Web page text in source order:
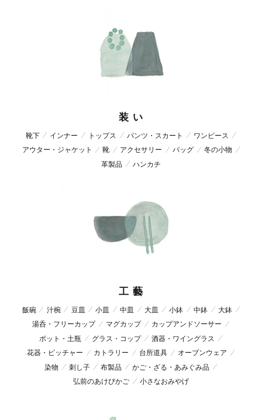
装 い
靴下 インナー トップス パンツ・スカート
ワンピース
アウター・ジャケット
靴 アクセサリー バッグ
冬の小物
革製品
ハンカチ
工 藝
飯碗 汁椀 豆皿 小皿 中皿 大皿 小鉢 中鉢
大鉢
湯呑・フリーカップ
マグカップ
カップアンドソーサー
ポット・土瓶
グラス・コップ
酒器・ワイングラス
花器・ピッチャー
カトラリー 台所道具
オーブンウェア
染物
刺し子 布製品
かご・ざる・あみぐみ品
弘前のあけびかご
小さなおみやげ